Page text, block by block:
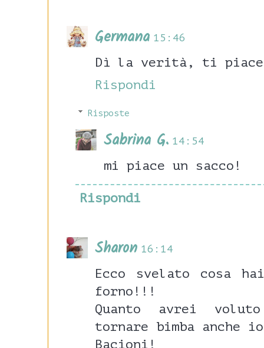
Germana 15:46
Dì la verità, ti piace
Rispondi
Risposte
Sabrina G. 14:54
mi piace un sacco!
Rispondi
Sharon 16:14
Ecco svelato cosa
forno!!!
Quanto avrei
tornare bimba anche
Bacioni!